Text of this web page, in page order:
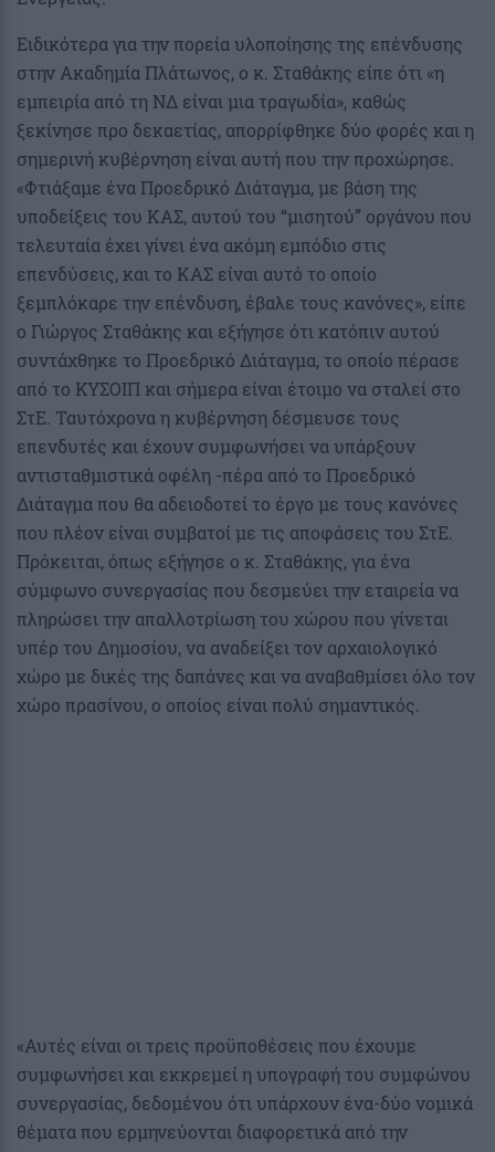
Ειδικότερα για την πορεία υλοποίησης της επένδυσης
στην Ακαδημία Πλάτωνος, ο κ. Σταθάκης είπε ότι «η
εμπειρία από τη ΝΔ είναι μια τραγωδία», καθώς
ξεκίνησε προ δεκαετίας, απορρίφθηκε δύο φορές και η
σημερινή κυβέρνηση είναι αυτή που την προχώρησε.
«Φτιάξαμε ένα Προεδρικό Διάταγμα, με βάση της
υποδείξεις του ΚΑΣ, αυτού του “μισητού” οργάνου που
τελευταία έχει γίνει ένα ακόμη εμπόδιο στις
επενδύσεις, και το ΚΑΣ είναι αυτό το οποίο
ξεμπλόκαρε την επένδυση, έβαλε τους κανόνες», είπε
ο Γιώργος Σταθάκης και εξήγησε ότι κατόπιν αυτού
συντάχθηκε το Προεδρικό Διάταγμα, το οποίο πέρασε
από το ΚΥΣΟΙΠ και σήμερα είναι έτοιμο να σταλεί στο
ΣτΕ. Ταυτόχρονα η κυβέρνηση δέσμευσε τους
επενδυτές και έχουν συμφωνήσει να υπάρξουν
αντισταθμιστικά οφέλη -πέρα από το Προεδρικό
Διάταγμα που θα αδειοδοτεί το έργο με τους κανόνες
που πλέον είναι συμβατοί με τις αποφάσεις του ΣτΕ.
Πρόκειται, όπως εξήγησε ο κ. Σταθάκης, για ένα
σύμφωνο συνεργασίας που δεσμεύει την εταιρεία να
πληρώσει την απαλλοτρίωση του χώρου που γίνεται
υπέρ του Δημοσίου, να αναδείξει τον αρχαιολογικό
χώρο με δικές της δαπάνες και να αναβαθμίσει όλο τον
χώρο πρασίνου, ο οποίος είναι πολύ σημαντικός.
«Αυτές είναι οι τρεις προϋποθέσεις που έχουμε
συμφωνήσει και εκκρεμεί η υπογραφή του συμφώνου
συνεργασίας, δεδομένου ότι υπάρχουν ένα-δύο νομικά
θέματα που ερμηνεύονται διαφορετικά από την